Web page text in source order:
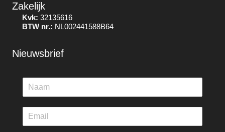
Zakelijk
Kvk: 32135616
BTW nr.: NL002441588B64
Nieuwsbrief